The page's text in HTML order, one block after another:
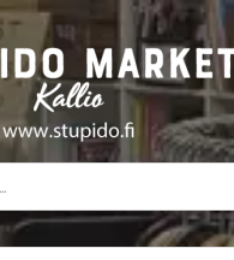
– verkossa
Stupido